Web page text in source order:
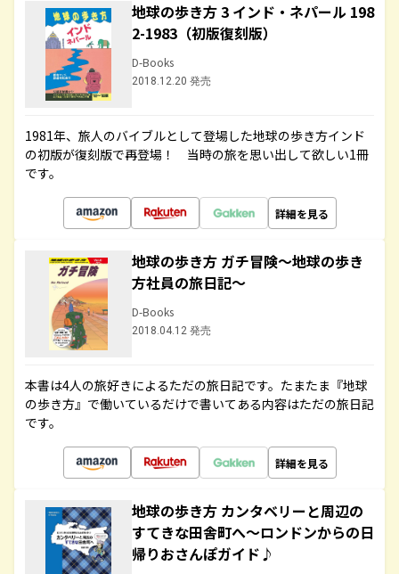
地球の歩き方 3 インド・ネパール 198
2-1983（初版復刻版）
D-Books
2018.12.20 発売
1981年、旅人のバイブルとして登場した地球の歩き方インド
の初版が復刻版で再登場！ 当時の旅を思い出して欲しい1冊
です。
詳細を見る
地球の歩き方 ガチ冒険～地球の歩き
方社員の旅日記～
D-Books
2018.04.12 発売
本書は4人の旅好きによるただの旅日記です。たまたま『地球
の歩き方』で働いているだけで書いてある内容はただの旅日記
です。
詳細を見る
地球の歩き方 カンタベリーと周辺の
すてきな田舎町へ～ロンドンからの日
帰りおさんぽガイド♪